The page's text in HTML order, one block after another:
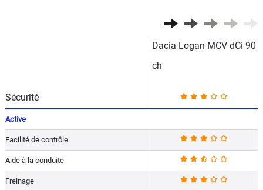
Dacia Logan MCV dCi 90
ch
Sécurité
Active
Facilité de contrôle
Aide à la conduite
Freinage